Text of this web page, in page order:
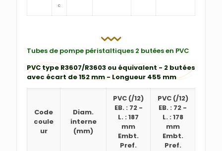
c
Tubes de pompe péristaltiques 2 butées en PVC
PVC type R3607/R3603 ou équivalent - 2 butées
avec écart de 152 mm - Longueur 455 mm
Code
coule
ur
Diam.
interne
(mm)
PVC (/12)
EB. : 72-
L. : 187
mm
Embt.
Pref.
PVC(/12)
EB. : 72 -
L. : 178
mm
Embt.
Pref.